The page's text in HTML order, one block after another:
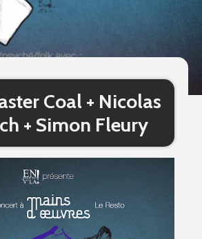
Coal + Nicolas
+ Simon Fleury